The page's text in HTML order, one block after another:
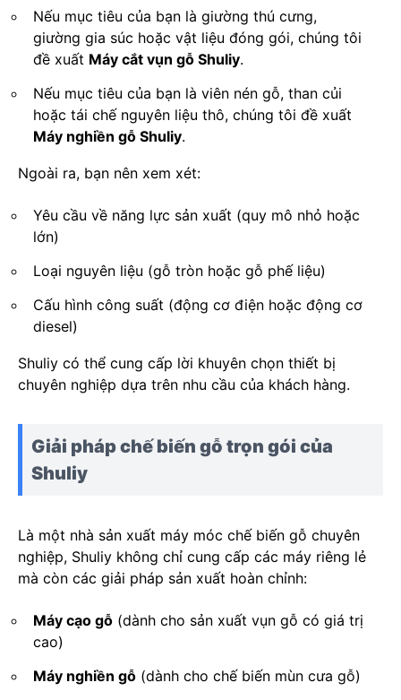
Nếu mục tiêu của bạn là giường thú cưng,
giường gia súc hoặc vật liệu đóng gói, chúng tôi
đề xuất Máy cắt vụn gỗ Shuliy.
Nếu mục tiêu của bạn là viên nén gỗ, than củi
hoặc tái chế nguyên liệu thô, chúng tôi đề xuất
Máy nghiền gỗ Shuliy.
Ngoài ra, bạn nên xem xét:
Yêu cầu về năng lực sản xuất (quy mô nhỏ hoặc
lớn)
Loại nguyên liệu (gỗ tròn hoặc gỗ phế liệu)
Cấu hình công suất (động cơ điện hoặc động cơ
diesel)
Shuliy có thể cung cấp lời khuyên chọn thiết bị
chuyên nghiệp dựa trên nhu cầu của khách hàng.
Giải pháp chế biến gỗ trọn gói của
Shuliy
Là một nhà sản xuất máy móc chế biến gỗ chuyên
nghiệp, Shuliy không chỉ cung cấp các máy riêng lẻ
mà còn các giải pháp sản xuất hoàn chỉnh:
Máy cạo gỗ (dành cho sản xuất vụn gỗ có giá trị
cao)
Máy nghiền gỗ (dành cho chế biến mùn cưa gỗ)